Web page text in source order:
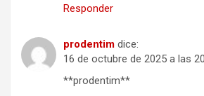
Responder
prodentim dice:
16 de octubre de 2025 a las
**prodentim**